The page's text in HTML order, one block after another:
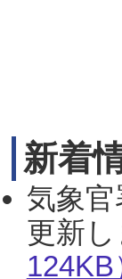
新着
気象
更新
124KB